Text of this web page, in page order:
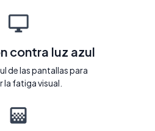
contra luz azul
de las pantallas para
la fatiga visual.